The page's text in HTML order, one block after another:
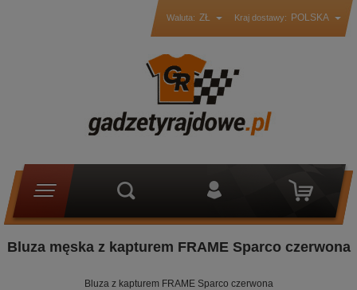
Waluta: ZŁ Kraj dostawy: POLSKA
Bluza męska z kapturem FRAME Sparco czerwona
Bluza z kapturem FRAME Sparco czerwona